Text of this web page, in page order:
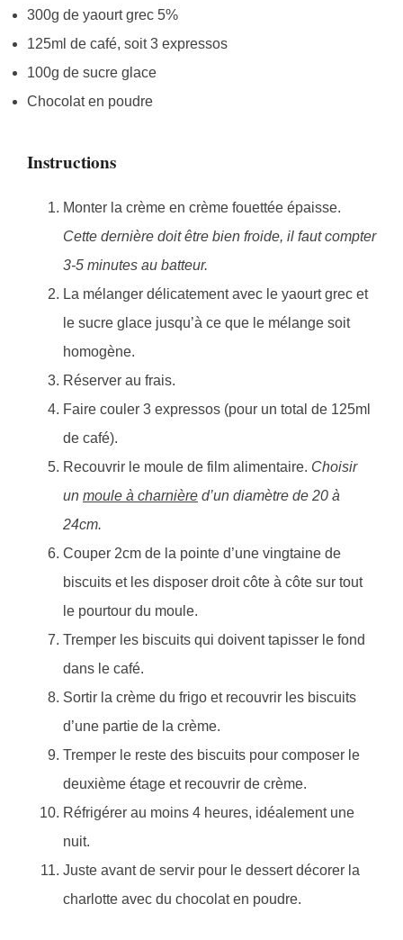
300g de yaourt grec 5%
125ml de café, soit 3 expressos
100g de sucre glace
Chocolat en poudre
Instructions
Monter la crème en crème fouettée épaisse.
Cette dernière doit être bien froide, il faut compter
3-5 minutes au batteur.
La mélanger délicatement avec le yaourt grec et
le sucre glace jusqu’à ce que le mélange soit
homogène.
Réserver au frais.
Faire couler 3 expressos (pour un total de 125ml
de café).
Recouvrir le moule de film alimentaire. Choisir
un moule à charnière d’un diamètre de 20 à
24cm.
Couper 2cm de la pointe d’une vingtaine de
biscuits et les disposer droit côte à côte sur tout
le pourtour du moule.
Tremper les biscuits qui doivent tapisser le fond
dans le café.
Sortir la crème du frigo et recouvrir les biscuits
d’une partie de la crème.
Tremper le reste des biscuits pour composer le
deuxième étage et recouvrir de crème.
Réfrigérer au moins 4 heures, idéalement une
nuit.
Juste avant de servir pour le dessert décorer la
charlotte avec du chocolat en poudre.